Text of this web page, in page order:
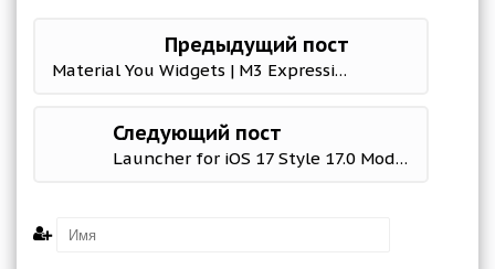
Предыдущий пост
Material You Widgets | M3 Expressive Widgets 2.5 Мод (полная версия)
Следующий пост
Launcher for iOS 17 Style 17.0 Mod (Premium)